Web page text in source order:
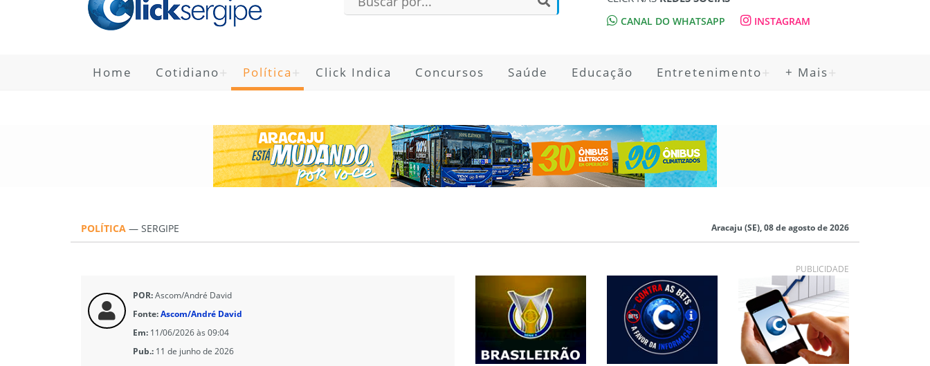
CANAL DO WHATSAPP INSTAGRAM
Home Cotidiano Política Click Indica Concursos Saúde Educação Entretenimento + Mais
POLÍTICA — SERGIPE Aracaju (SE), 08 de agosto de 2026
PUBLICIDADE
POR:Ascom/André David
Fonte:Ascom/André David
Em: 11/06/2026 às 09:04
Pub.: 11 de junho de 2026